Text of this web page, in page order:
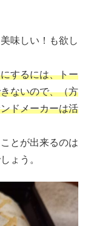
味しい！も欲し
するには、トー
ないので、（方
ドメーカーは活
とが出来るのは
ょう。